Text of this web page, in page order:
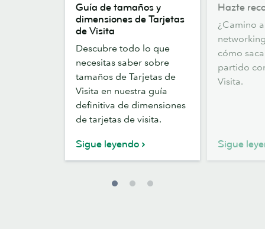
tamaños
dimensiones
Tarjetas
Visita
Guía de tamaños y
dimensiones de Tarjetas
de Visita
Descubre todo lo que
necesitas saber sobre
tamaños de Tarjetas de
Visita en nuestra guía
definitiva de dimensiones
de tarjetas de visita.
Sigue leyendo
recordar
Hazte
¿Camino
cómo
partido
Visita.
Sigue